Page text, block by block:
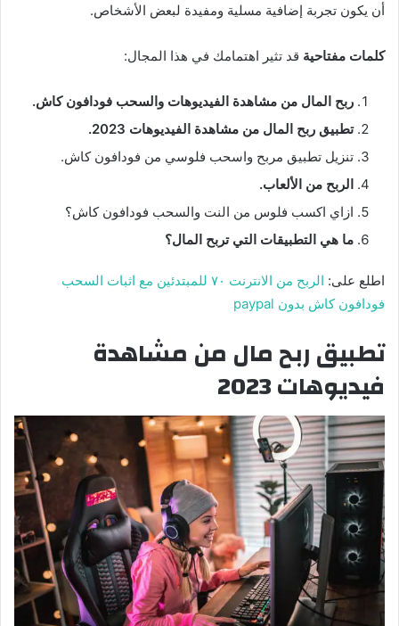
أن يكون تجربة إضافية مسلية ومفيدة لبعض الأشخاص.
كلمات مفتاحية قد تثير اهتمامك في هذا المجال:
ربح المال من مشاهدة الفيديوهات والسحب فودافون كاش.
تطبيق ربح المال من مشاهدة الفيديوهات 2023
.
تنزيل تطبيق مربح واسحب فلوسي من فودافون كاش.
الربح من الألعاب.
ازاي اكسب فلوس من النت والسحب فودافون كاش؟
ما هي التطبيقات التي تربح المال؟
اطلع على:
الربح من الانترنت ٧٠ للمبتدئين مع اثبات السحب
فودافون كاش بدون paypal
تطبيق ربح مال من مشاهدة
فيديوهات 2023